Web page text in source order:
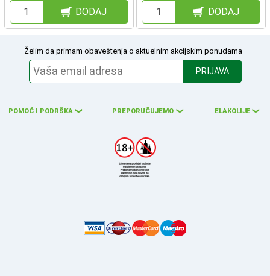
DODAJ DODAJ
Želim da primam obaveštenja o aktuelnim akcijskim ponudama
PRIJAVA
POMOĆ I PODRŠKA ❮ PREPORUČUJEMO ❮ ELAKOLIJE ❮